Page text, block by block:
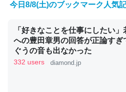
くらい。小説でいう「ずっと前の
ど、短期記憶というには多い分量
かりやすく強くなりそう
─GPTの仕組みと限界についての考察
今日8/8(土)のブックマーク人気
「好きなことを仕事にしたい」
への豊田章男の回答が正論すぎ
ぐうの音も出なかった
332 users diamond.jp